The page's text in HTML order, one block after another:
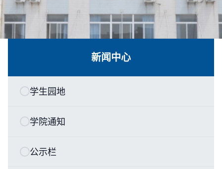
新闻中心
学生园地
学院通知
公示栏